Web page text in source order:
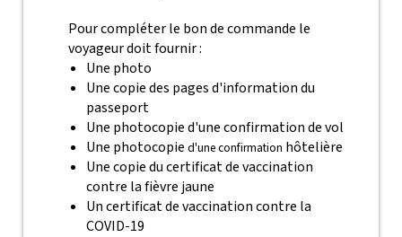
Pour compléter le bon de commande le
voyageur doit fournir :
Une photo
Une copie des pages d'information du
passeport
Une photocopie d'une confirmation de vol
Une photocopie d'une confirmation hôtelière
Une copie du certificat de vaccination
contre la fièvre jaune
Un certificat de vaccination contre la
COVID-19